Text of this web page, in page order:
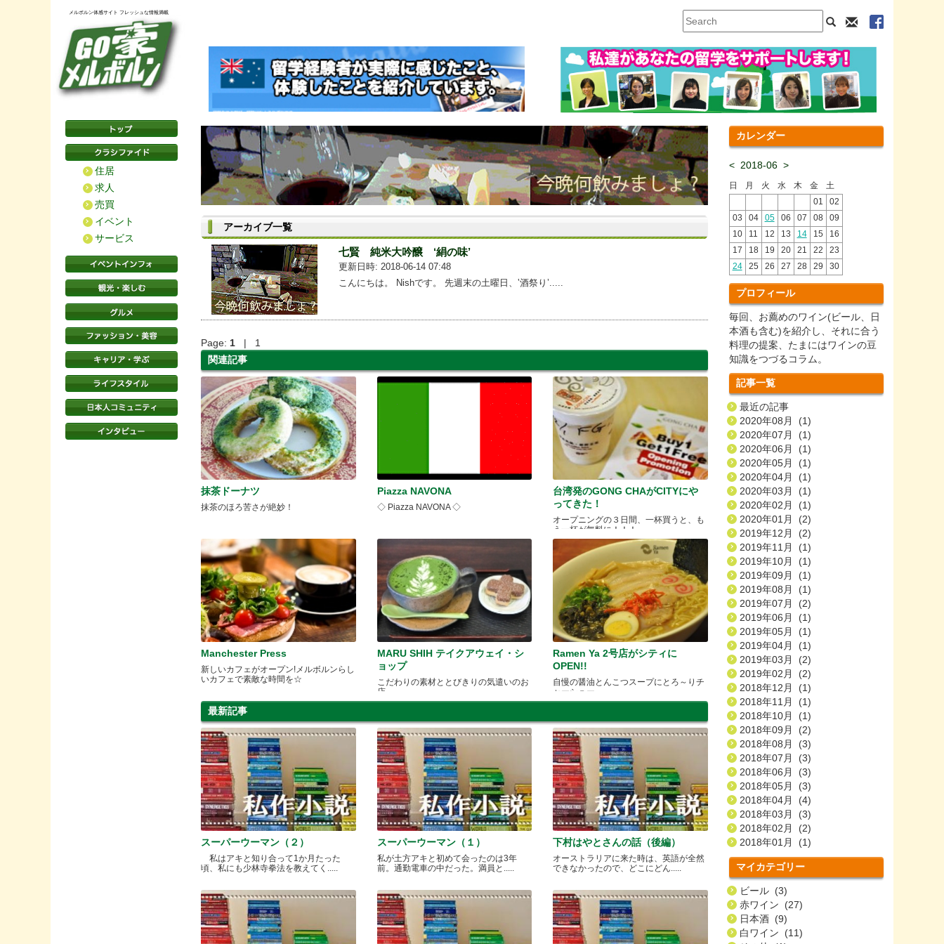
メルボルン体感サイト フレッシュな情報満載
住居
求人
売買
イベント
サービス
アーカイブ一覧
七賢 純米大吟醸 ‘絹の味’
更新日時: 2018-06-14 07:48
こんにちは。 Nishです。 先週末の土曜日、‛酒祭り’.....
Page: 1 | 1
関連記事
抹茶ドーナツ
抹茶のほろ苦さが絶妙！
Piazza NAVONA
◇ Piazza NAVONA ◇
台湾発のGONG CHAがCITYにや
ってきた！
オープニングの３日間、一杯買うと、も
う一杯が無料に！！！
Manchester Press
新しいカフェがオープン!メルボルンらし
いカフェで素敵な時間を☆
MARU SHIH テイクアウェイ・シ
ョップ
こだわりの素材ととびきりの気遣いのお
店
Ramen Ya 2号店がシティに
OPEN!!
自慢の醤油とんこつスープにとろ～りチ
ャーシュー
最新記事
スーパーウーマン（２）
私はアキと知り合って1か月たった
頃、私にも少林寺拳法を教えてく.....
スーパーウーマン（１）
私が土方アキと初めて会ったのは3年
前。通勤電車の中だった。満員と.....
下村はやとさんの話（後編）
オーストラリアに来た時は、英語が全然
できなかったので、どこにどん.....
カレンダー
< 2018-06 >
日 月 火 水 木 金
土
01
02
03
04 05 06 07 08
09
10
11 12 13 14 15
16
17
18 19 20 21 22
23
24
25 26 27 28 29 30
プロフィール
毎回、お薦めのワイン(ビール、日
本酒も含む)を紹介し、それに合う
料理の提案、たまにはワインの豆
知識をつづるコラム。
記事一覧
最近の記事
2020年08月 (1)
2020年07月 (1)
2020年06月 (1)
2020年05月 (1)
2020年04月 (1)
2020年03月 (1)
2020年02月 (1)
2020年01月 (2)
2019年12月 (2)
2019年11月 (1)
2019年10月 (1)
2019年09月 (1)
2019年08月 (1)
2019年07月 (2)
2019年06月 (1)
2019年05月 (1)
2019年04月 (1)
2019年03月 (2)
2019年02月 (2)
2018年12月 (1)
2018年11月 (1)
2018年10月 (1)
2018年09月 (2)
2018年08月 (3)
2018年07月 (3)
2018年06月 (3)
2018年05月 (3)
2018年04月 (4)
2018年03月 (3)
2018年02月 (2)
2018年01月 (1)
マイカテゴリー
ビール (3)
赤ワイン (27)
日本酒 (9)
白ワイン (11)